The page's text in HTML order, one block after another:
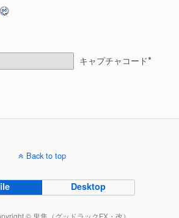
キャプチャコード*
Back to top
Desktop
© 鬼隼（グッドラックFX・改）